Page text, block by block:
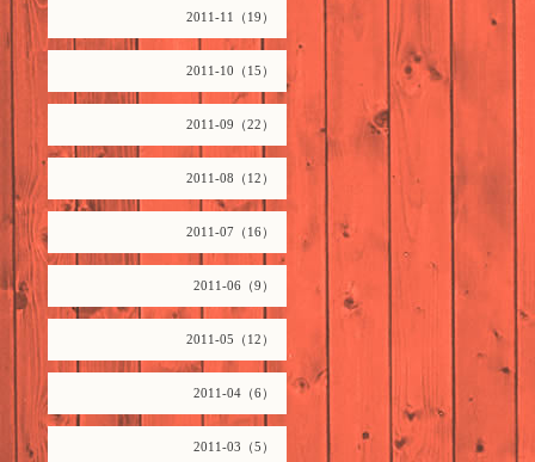
2011-11（19）
2011-10（15）
2011-09（22）
2011-08（12）
2011-07（16）
2011-06（9）
2011-05（12）
2011-04（6）
2011-03（5）